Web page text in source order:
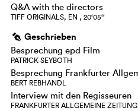
Q&A with the directors
TIFF ORIGINALS, EN , 20‘05‘‘
g Geschrieben
Besprechung epd Film
PATRICK SEYBOTH
Besprechung Frankfurter
BERT REBHANDL
Interview mit den Regisseuren
FRANKFURTER ALLGEMEINE